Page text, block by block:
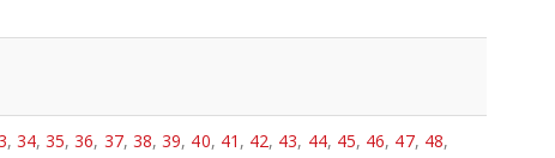
, 34,35,36, 37, 38,39, 40, 41 , 42, 43, 44, 45, 46, 47, 48,